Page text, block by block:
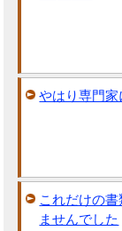
やはり専門
これだけの
ませんでした